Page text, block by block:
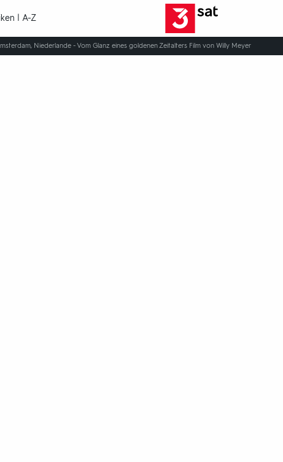
| A-Z
Niederlande - Vom Glanz eines goldenen Zeitalters Film von Willy Meyer